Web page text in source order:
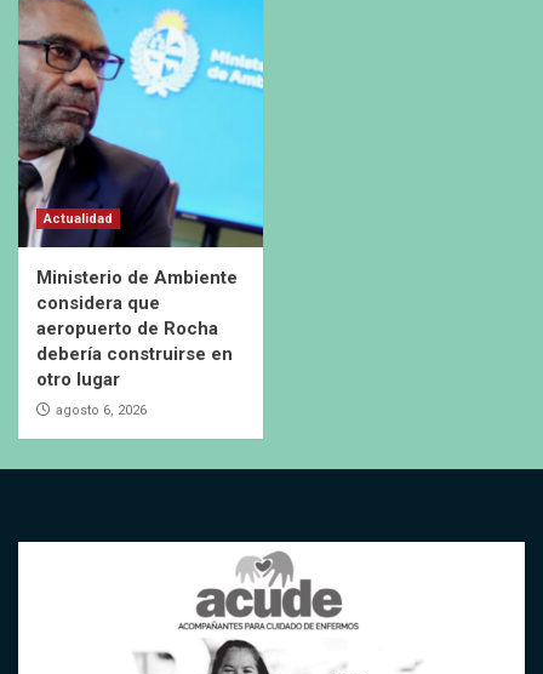
Actualidad
Ministerio de Ambiente
considera que
aeropuerto de Rocha
debería construirse en
otro lugar
agosto 6, 2026